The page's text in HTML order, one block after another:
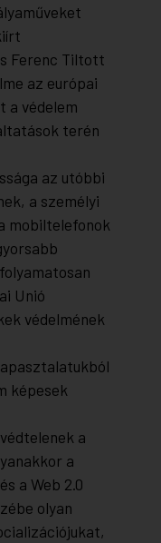
Ferenc Tiltott
az európai
a védelem
terén
az utóbbi
a személyi
mobiltelefonok
Unió
védelmének
képesek
a
a
a Web 2.0
olyan